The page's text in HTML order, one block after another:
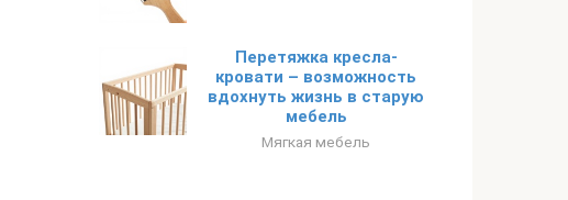
Перетяжка кресла-
кровати – возможность
вдохнуть жизнь в старую
мебель
Мягкая мебель